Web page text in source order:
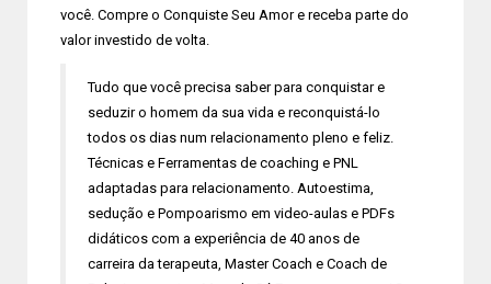
você. Compre o Conquiste Seu Amor e receba parte do
valor investido de volta.
Tudo que você precisa saber para conquistar e
seduzir o homem da sua vida e reconquistá-lo
todos os dias num relacionamento pleno e feliz.
Técnicas e Ferramentas de coaching e PNL
adaptadas para relacionamento. Autoestima,
sedução e Pompoarismo em video-aulas e PDFs
didáticos com a experiência de 40 anos de
carreira da terapeuta, Master Coach e Coach de